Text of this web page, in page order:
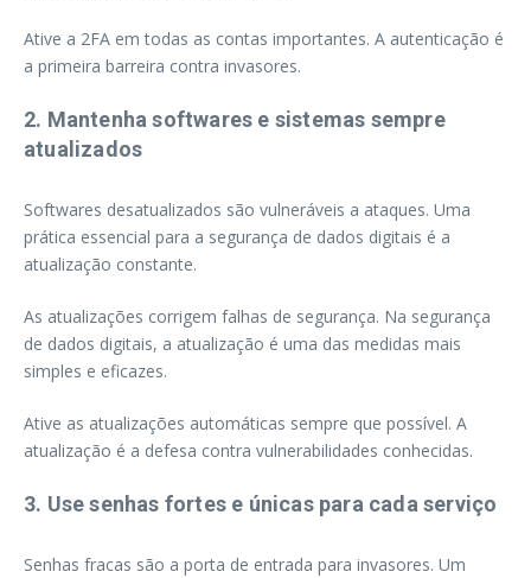
Ative a 2FA em todas as contas importantes. A autenticação é
a primeira barreira contra invasores.
2. Mantenha softwares e sistemas sempre
atualizados
Softwares desatualizados são vulneráveis a ataques. Uma
prática essencial para a segurança de dados digitais é a
atualização constante.
As atualizações corrigem falhas de segurança. Na segurança
de dados digitais, a atualização é uma das medidas mais
simples e eficazes.
Ative as atualizações automáticas sempre que possível. A
atualização é a defesa contra vulnerabilidades conhecidas.
3. Use senhas fortes e únicas para cada serviço
Senhas fracas são a porta de entrada para invasores. Um